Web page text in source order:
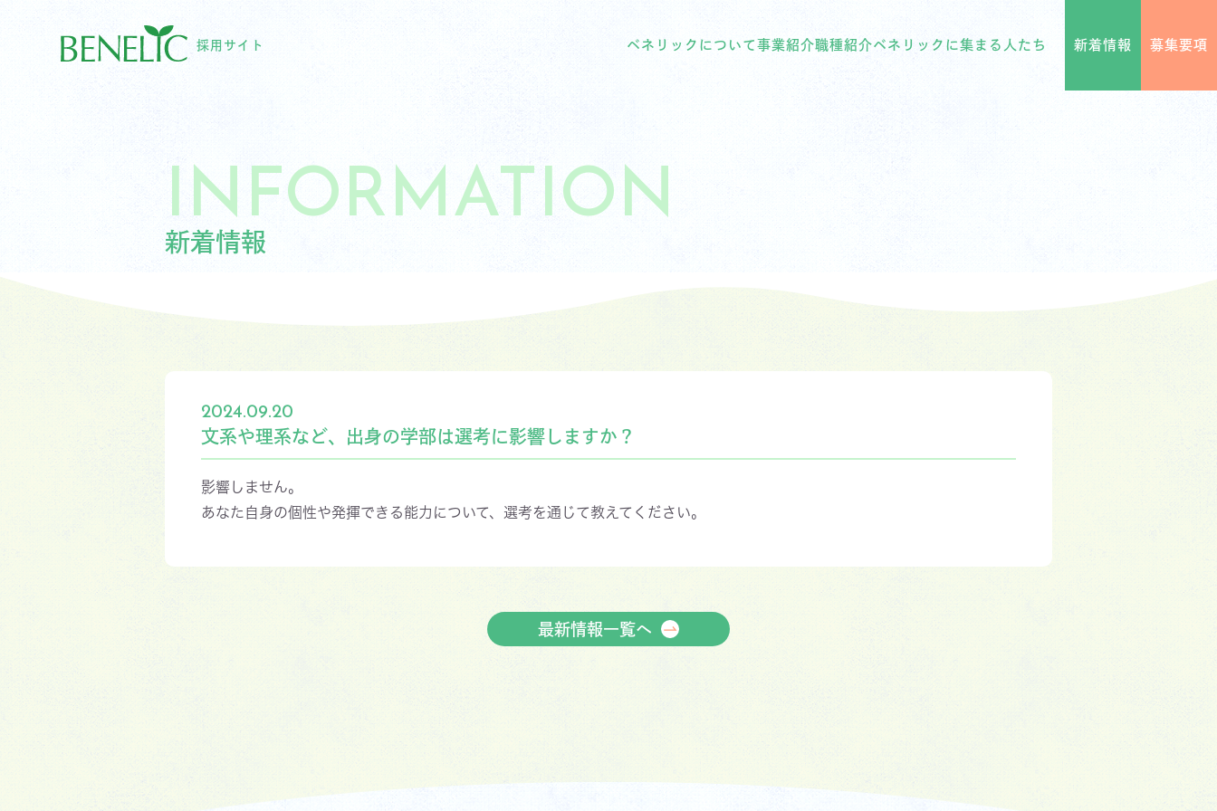
採用サイト ベネリックについて 事業紹介職種紹介ベネリックに集まる人たち 新着情報 募集要項
INFORMATION
新着情報
2024.09.20
文系や理系など、出身の学部は選考に影響しますか？
影響しません。
あなた自身の個性や発揮できる能力について、選考を通じて教えてください。
最新情報一覧へ